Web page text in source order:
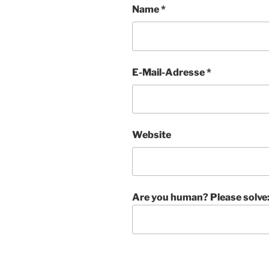
Name*
E-Mail-Adresse*
Website
Are you human? Please